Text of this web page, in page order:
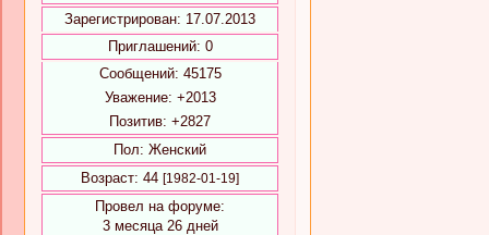
Зарегистрирован: 17.07.2013
Приглашений: 0
Сообщений: 45175
Уважение: +2013
Позитив: +2827
Пол: Женский
Возраст: 44 [1982-01-19]
Провел на форуме:
3 месяца 26 дней